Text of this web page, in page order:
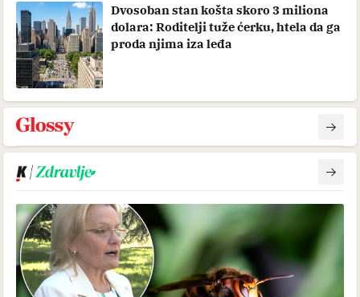
Dvosoban stan košta skoro 3 miliona
dolara: Roditelji tuže ćerku, htela da ga
proda njima iza leđa